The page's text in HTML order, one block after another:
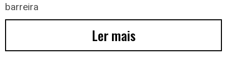
barreira
Ler mais